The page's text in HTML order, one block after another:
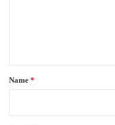
*
Name *